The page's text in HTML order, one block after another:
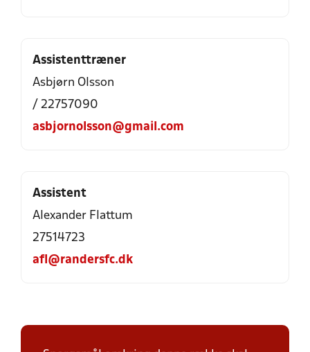
Assistenttræner
Asbjørn Olsson
/ 22757090
asbjornolsson@gmail.com
Assistent
Alexander Flattum
27514723
afl@randersfc.dk